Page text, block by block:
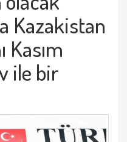
Kazakistan
Kasım
ile bir